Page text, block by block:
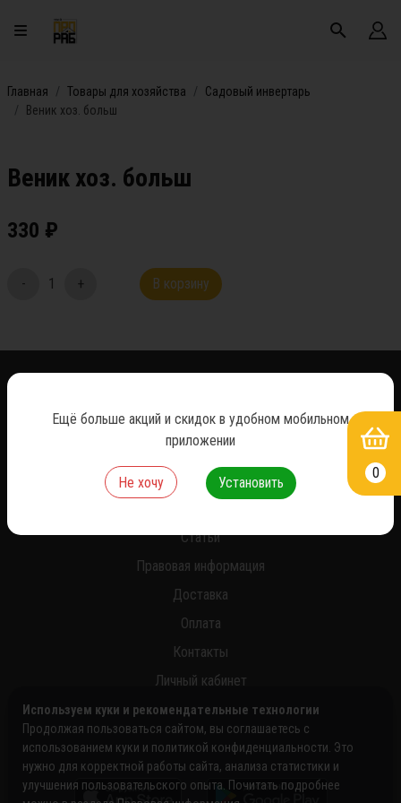
Главная Товары для хозяйства
Садовый инвертарь
Веник хоз. больш
Веник хоз. больш
330 ₽
- 1 + В корзину
О нас
Статьи
Правовая информация
Доставка
Оплата
Контакты
Личный кабинет
0
Используем куки и рекомендательные технологии
Продолжая пользоваться сайтом, вы соглашаетесь с
использованием куки и политикой конфиденциальности. Это
нужно для корректной работы сайта, анализа статистики и
улучшения пользовательского опыта. Почитать подробнее
Ещё больше акций и скидок в удобном мобильном
приложении
Не хочу Установить